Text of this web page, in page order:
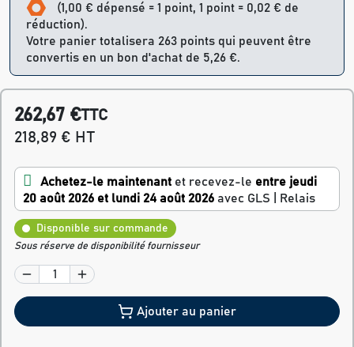
(1,00 € dépensé = 1 point, 1 point = 0,02 € de
réduction).
Votre panier totalisera 263 points qui peuvent être
convertis en un bon d'achat de 5,26 €.
262,67 €TTC
218,89 € HT
Achetez-le maintenant et recevez-le entre jeudi
20 août 2026 et lundi 24 août 2026 avec GLS | Relais
Disponible sur commande
Sous réserve de disponibilité fournisseur
Ajouter au panier